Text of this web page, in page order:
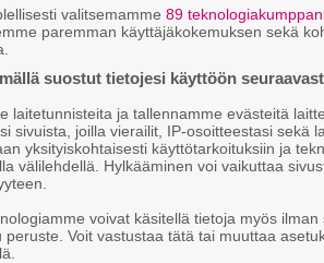
valitsemamme 89
paremman käyttäjäkokemuksen sekä
suostut tietojesi käyttöön
laitetunnisteita ja tallennamme evästeitä
sivuista, joilla vierailit, IP-osoitteestasi sekä
yksityiskohtaisesti käyttötarkoituksiin ja
välilehdellä. Hylkääminen voi vaikuttaa
voivat käsitellä tietoja myös
peruste. Voit vastustaa tätä tai muuttaa